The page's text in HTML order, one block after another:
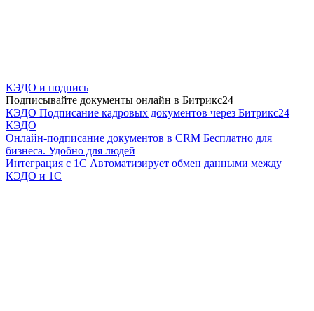
КЭДО и подпись
Подписывайте документы онлайн в Битрикс24
КЭДО Подписание кадровых документов через Битрикс24
КЭДО
Онлайн-подписание документов в CRM Бесплатно для
бизнеса. Удобно для людей
Интеграция с 1С Автоматизирует обмен данными между
КЭДО и 1С